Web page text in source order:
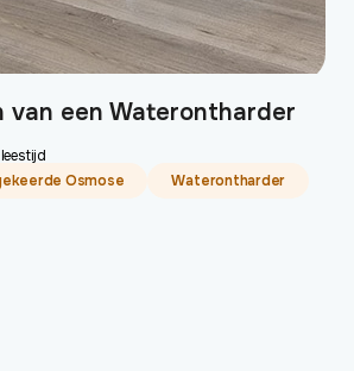
van een Waterontharder
Osmose Waterontharder